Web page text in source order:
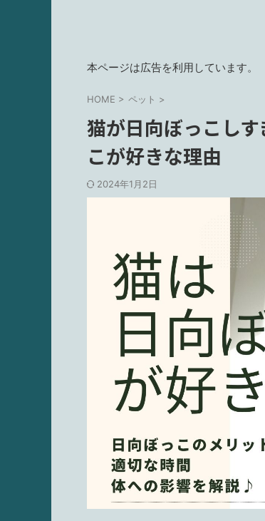
本ページは広告を利用しています。
HOME > ペット >
猫が日向ぼっこし
こが好きな理由
2024年1月2日